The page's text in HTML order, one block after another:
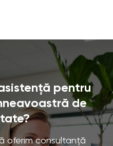
pentru
de
oferim consultanță